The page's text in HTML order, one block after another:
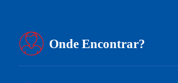
Onde Encontrar?